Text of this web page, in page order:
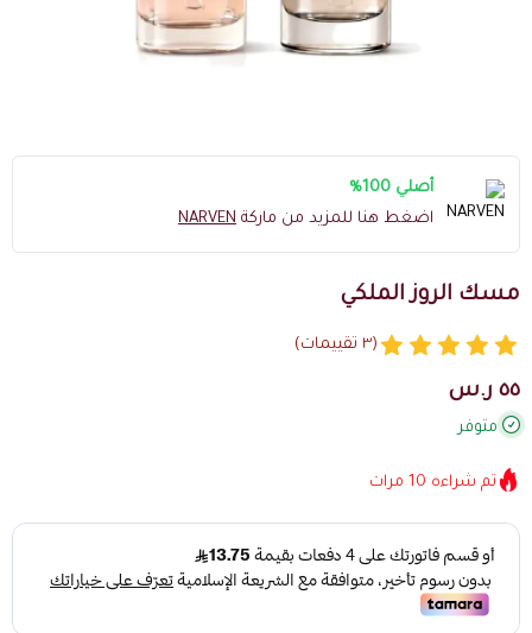
أصلي 100%
اضغط هنا للمزيد من ماركة NARVEN
مسك الروز الملكي
(٣ تقييمات)
٥٥ ر.س
متوفر
تم شراءه 10 مرات